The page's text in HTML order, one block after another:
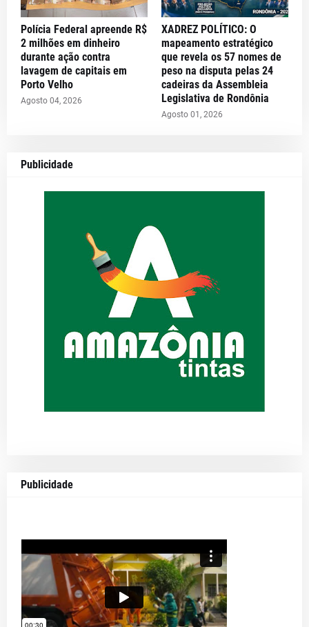
Polícia Federal apreende R$
2 milhões em dinheiro
durante ação contra
lavagem de capitais em
Porto Velho
Agosto 04, 2026
XADREZ POLÍTICO: O
mapeamento estratégico
que revela os 57 nomes de
peso na disputa pelas 24
cadeiras da Assembleia
Legislativa de Rondônia
Agosto 01, 2026
Publicidade
Publicidade